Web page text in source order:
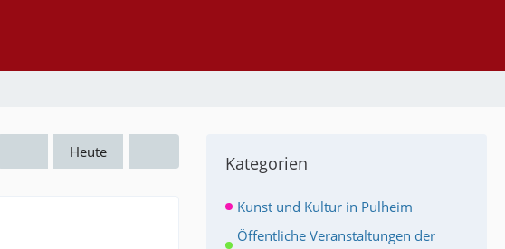
Heute
Kategorien
Kunst und Kultur in Pulheim
Öffentliche Veranstaltungen der